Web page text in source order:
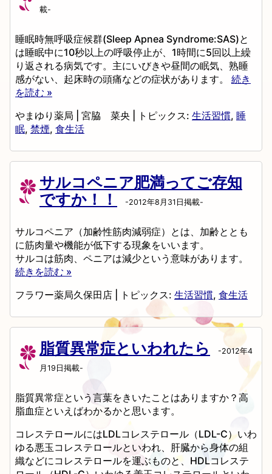
載-
睡眠時無呼吸症候群(Sleep Apnea Syndrome:SAS)と
は睡眠中に10秒以上の呼吸停止が、1時間に5回以上繰
り返される病気です。主にいびきや昼間の眠気、熟睡
感がない、起床時の頭痛などの症状があります。 続き
を読む »
やまゆり薬局
宮脇 菜央 トピックス: 生活習慣, 睡
眠, 禁煙, 食生活
サルコペニア肥満ってご存知
ですか！！
-2012年8月31日掲載-
サルコペニア（加齢性筋肉減弱症）とは、加齢ととも
に筋肉量や機能が低下する現象をいいます。
サルコは筋肉、ペニアは減少という意味があります。
続きを読む »
フラワー薬局久保田店
トピックス: 生活習慣, 食生活
脂質異常症といわれたら
-2012年4
月19日掲載-
脂質異常症という言葉をきいたことはありますか？高
脂血症といえばわかるかと思います。
コレステロールにはLDLコレステロール（LDL-C）いわ
ゆる悪玉コレステロールといわれ、肝臓から身体の組
織などにコレステロールを運ぶものと、HDLコレステ